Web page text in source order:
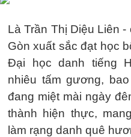
Là Trần Thị Diệu Liên
Gòn xuất sắc đạt học
Đại học danh tiếng
nhiêu tấm gương,
đang miệt mài ngày
thành hiện thực,
làm rạng danh quê